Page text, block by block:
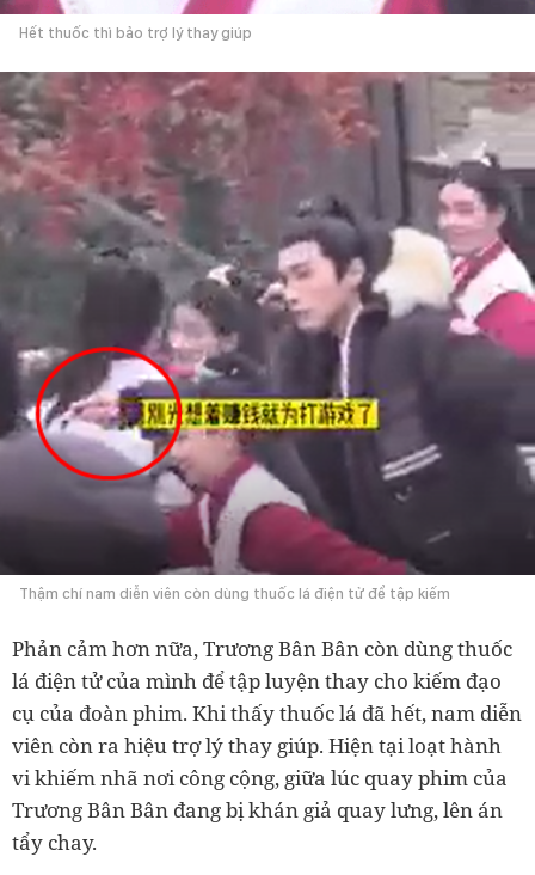
Hết thuốc thì bảo trợ lý thay giúp
Thậm chí nam diễn viên còn dùng thuốc lá điện tử để tập kiếm
Phản cảm hơn nữa, Trương Bân Bân còn dùng thuốc
lá điện tử của mình để tập luyện thay cho kiếm đạo
cụ của đoàn phim. Khi thấy thuốc lá đã hết, nam diễn
viên còn ra hiệu trợ lý thay giúp. Hiện tại loạt hành
vi khiếm nhã nơi công cộng, giữa lúc quay phim của
Trương Bân Bân đang bị khán giả quay lưng, lên án
tẩy chay.